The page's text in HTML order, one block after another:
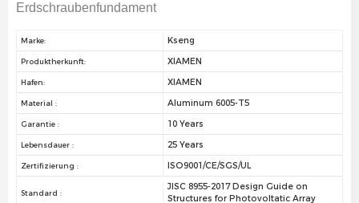
Erdschraubenfundament
Marke: Kseng
Produktherkunft: XIAMEN
Hafen: XIAMEN
Material : Aluminum 6005-T5
Garantie : 10 Years
Lebensdauer : 25 Years
Zertifizierung : ISO9001/CE/SGS/UL
Standard :
JISC 8955-2017 Design Guide on
Structures for Photovoltatic Array